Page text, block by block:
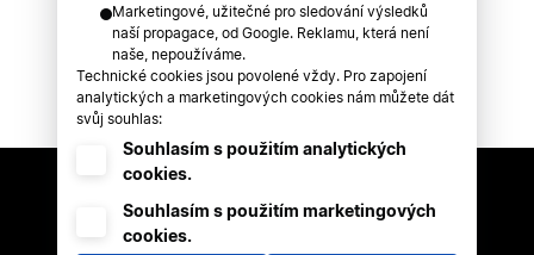
Marketingové, užitečné pro sledování výsledků
naší propagace, od Google. Reklamu, která není
naše, nepoužíváme.
Technické cookies jsou povolené vždy. Pro zapojení
analytických a marketingových cookies nám můžete dát
svůj souhlas:
Souhlasím s použitím analytických
cookies.
Souhlasím s použitím marketingových
cookies.